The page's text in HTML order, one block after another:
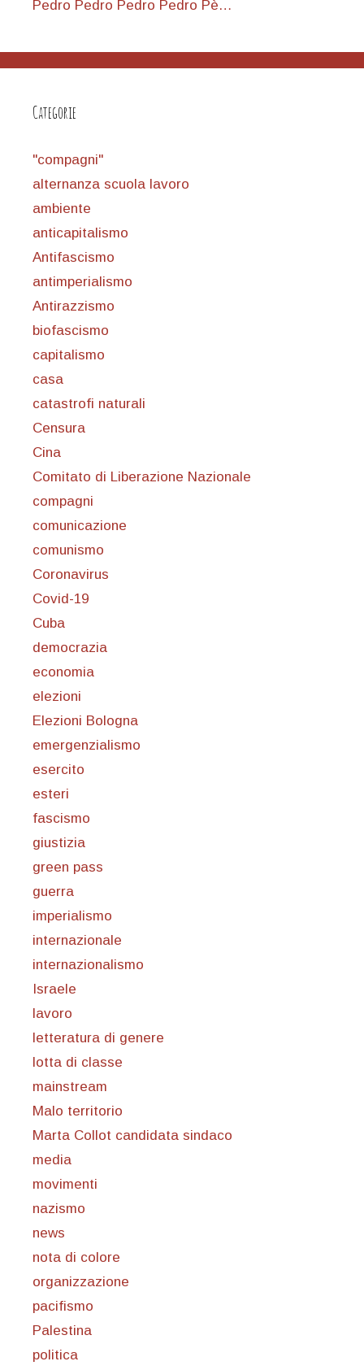
Pedro Pedro Pedro Pedro Pè…
Categorie
"compagni"
alternanza scuola lavoro
ambiente
anticapitalismo
Antifascismo
antimperialismo
Antirazzismo
biofascismo
capitalismo
casa
catastrofi naturali
Censura
Cina
Comitato di Liberazione Nazionale
compagni
comunicazione
comunismo
Coronavirus
Covid-19
Cuba
democrazia
economia
elezioni
Elezioni Bologna
emergenzialismo
esercito
esteri
fascismo
giustizia
green pass
guerra
imperialismo
internazionale
internazionalismo
Israele
lavoro
letteratura di genere
lotta di classe
mainstream
Malo territorio
Marta Collot candidata sindaco
media
movimenti
nazismo
news
nota di colore
organizzazione
pacifismo
Palestina
politica